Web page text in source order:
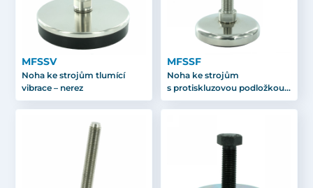
MFSSV
Noha ke strojům tlumící
vibrace – nerez
MFSSF
Noha ke strojům
s protiskluzovou podložkou –
nerez